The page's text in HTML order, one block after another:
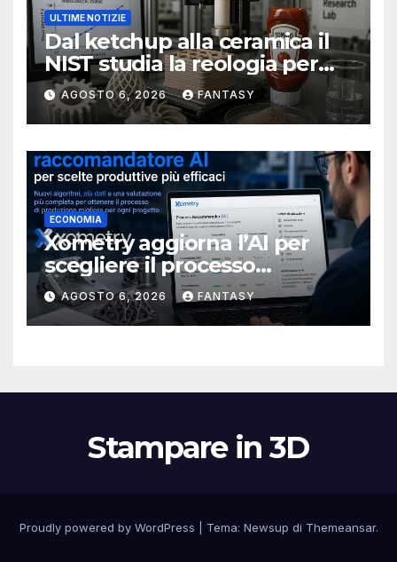
ULTIME NOTIZIE
Dal ketchup alla ceramica il
NIST studia la reologia per
rendere più affidabile la
stampa 3D
AGOSTO 6, 2026 FANTASY
ECONOMIA
Xometry aggiorna l’AI per
scegliere il processo
produttivo più adatto
AGOSTO 6, 2026 FANTASY
Stampare in 3D
Proudly powered by WordPress Tema: Newsup di Themeansar.